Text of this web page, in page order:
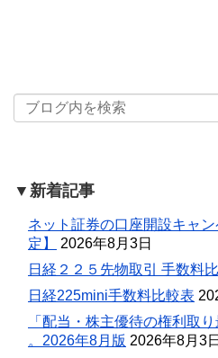
▼新着記事
ネット証券の口座開設キャ
定】
2026年8月3日
日経２２５先物取引 手数料
日経225mini手数料比較表
「配当・株主優待の権利取
。2026年8月版 2026年8月3日